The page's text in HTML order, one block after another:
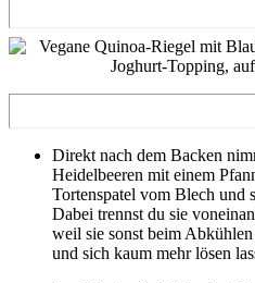
Direkt nach dem Backen
Heidelbeeren mit einem
Tortenspatel vom Blech und
Dabei trennst du sie
weil sie sonst beim
und sich kaum mehr lösen